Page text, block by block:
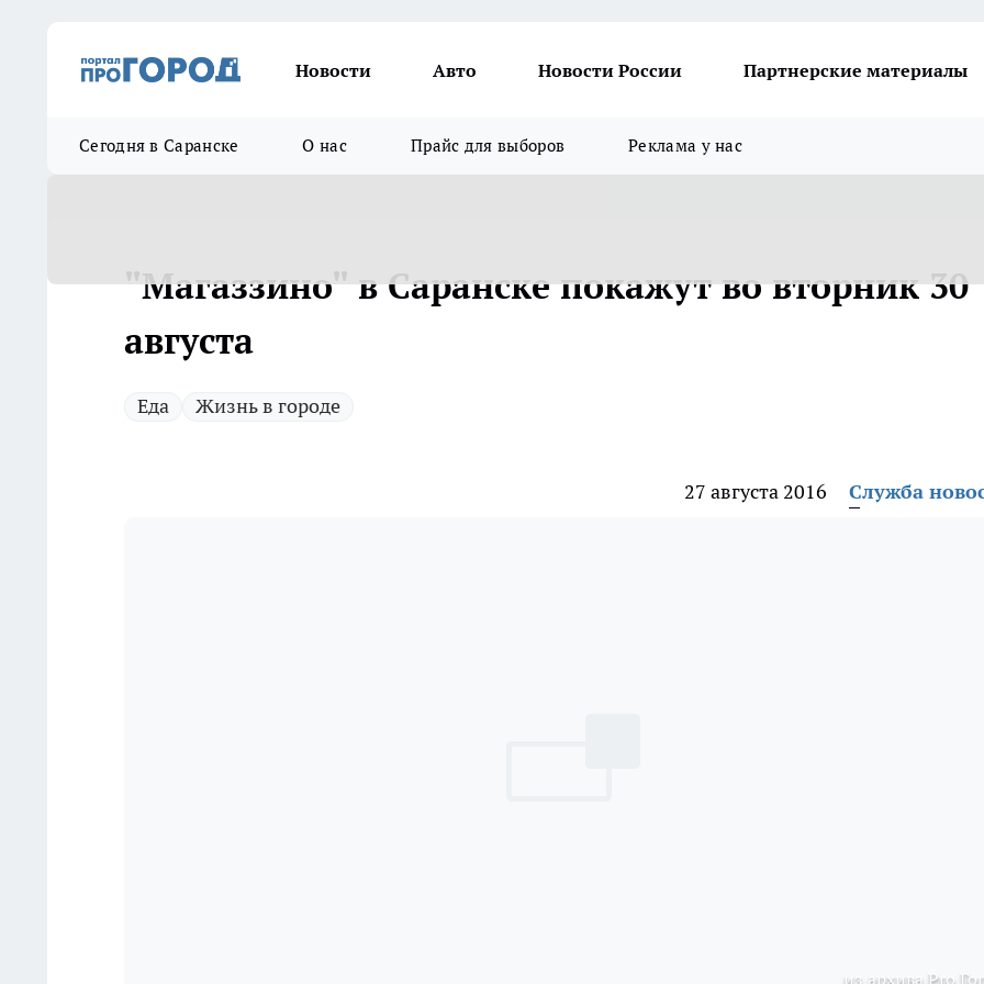
Новости Авто Новости России Партнерские материалы
Сегодня в Саранске О нас Прайс для выборов Реклама у нас
"Магаззино" в Саранске покажут во вторник 30
августа
Еда Жизнь в городе
27 августа 2016 Служба
из архива Pro